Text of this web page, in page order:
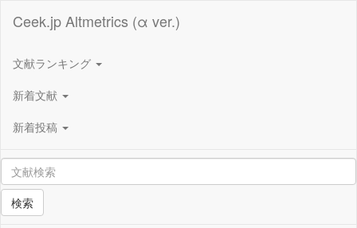
Ceek.jp Altmetrics (α ver.)
文献ランキング
新着文献
新着投稿
検索